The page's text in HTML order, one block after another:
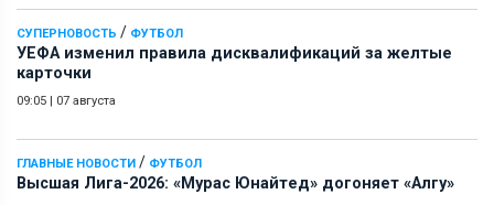
СУПЕРНОВОСТЬ / ФУТБОЛ
УЕФА изменил правила дисквалификаций за желтые
карточки
09:05 | 07 августа
ГЛАВНЫЕ НОВОСТИ / ФУТБОЛ
Высшая Лига-2026: «Мурас Юнайтед» догоняет «Алгу»